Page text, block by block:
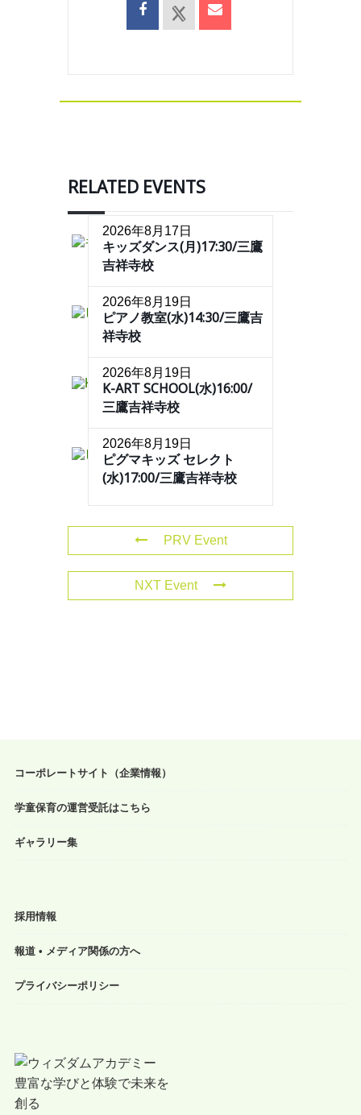
RELATED EVENTS
2026年8月17日
キッズダンス(月)17:30/三鷹
吉祥寺校
2026年8月19日
ピアノ教室(水)14:30/三鷹吉
祥寺校
2026年8月19日
K-ART SCHOOL(水)16:00/
三鷹吉祥寺校
2026年8月19日
ピグマキッズ セレクト
(水)17:00/三鷹吉祥寺校
PRV Event
NXT Event
コーポレートサイト（企業情報）
学童保育の運営受託はこちら
ギャラリー集
採用情報
報道 • メディア関係の方へ
プライバシーポリシー